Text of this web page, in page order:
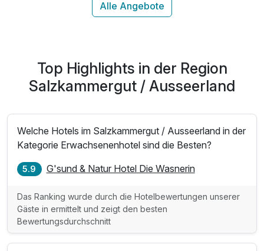
Ganztägige Tee-Station im Wellness-Bereich mit Nüs
Top Highlights in der Region
Salzkammergut / Ausseerland
Welche Hotels im Salzkammergut / Ausseerland in der
Kategorie Erwachsenenhotel sind die Besten?
5.9 G'sund & Natur Hotel Die Wasnerin
Das Ranking wurde durch die Hotelbewertungen unserer
Gäste in ermittelt und zeigt den besten
Bewertungsdurchschnitt